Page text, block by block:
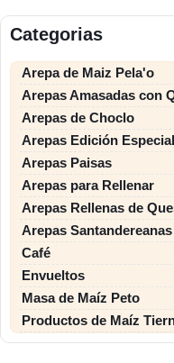
Categorias
Arepa de Maiz Pela'o
Arepas Amasadas con
Arepas de Choclo
Arepas Edición Especial
Arepas Paisas
Arepas para Rellenar
Arepas Rellenas de
Arepas Santandereanas
Café
Envueltos
Masa de Maíz Peto
Productos de Maíz